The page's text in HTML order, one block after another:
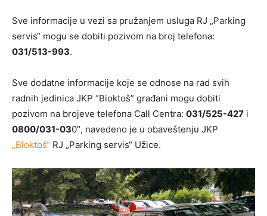
Sve informacije u vezi sa pružanjem usluga RJ „Parking
servis“ mogu se dobiti pozivom na broj telefona:
031/513-993.
Sve dodatne informacije koje se odnose na rad svih
radnih jedinica JKP “Bioktoš” građani mogu dobiti
pozivom na brojeve telefona Call Centra: 031/525-427 i
0800/031-030″, navedeno je u obaveštenju JKP
„Bioktoš“ RJ „Parking servis“ Užice.